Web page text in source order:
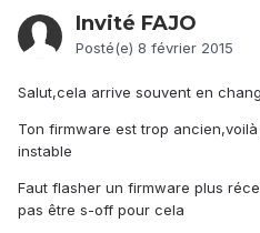
Invité FAJO
Posté(e) 8 février 2015
Salut,cela arrive souvent en
Ton firmware est trop
instable
Faut flasher un firmware plus
pas être s-off pour cela